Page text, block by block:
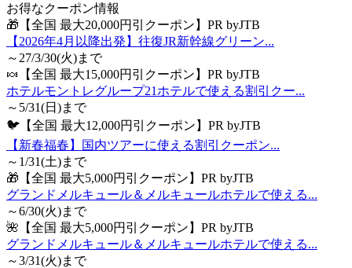
お得なクーポン情報
🎁【全国 最大20,000円引クーポン】PR byJTB
【2026年4月以降出発】往復JR新幹線グリーン...
～27/3/30(火)まで
🍬【全国 最大15,000円引クーポン】PR byJTB
ホテルモントレグループ21ホテルで使える割引クー...
～5/31(日)まで
🐦【全国 最大12,000円引クーポン】PR byJTB
【新春福春】国内ツアーに使える割引クーポン...
～1/31(土)まで
🎁【全国 最大5,000円引クーポン】PR byJTB
グランドメルキュール＆メルキュールホテルで使える...
～6/30(火)まで
🌺【全国 最大5,000円引クーポン】PR byJTB
グランドメルキュール＆メルキュールホテルで使える...
～3/31(火)まで